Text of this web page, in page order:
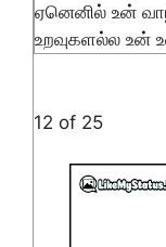
ஏனெனில் உன்
உறவுகளல்ல உன்
12 of 25